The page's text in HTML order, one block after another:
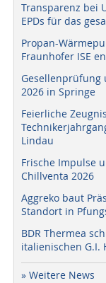
Transparenz bei
EPDs für das
Propan-
Fraunhofer ISE
Gesellenprüfung
2026 in Springe
Feierliche
Lindau
Frische Impulse
Chillventa 2026
Aggreko baut
Standort in
BDR Thermea
italienischen G.I.
» Weitere News